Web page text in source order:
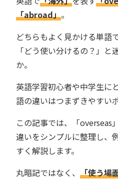
「abroad」。
どちらもよく見かける単語
「どう使い分けるの？」
か。
英語学習初心者や中学生に
語の違いはつまずきやすい
この記事では、「overseas
違いをシンプルに整理し、
すく解説します。
丸暗記ではなく、 「使う場